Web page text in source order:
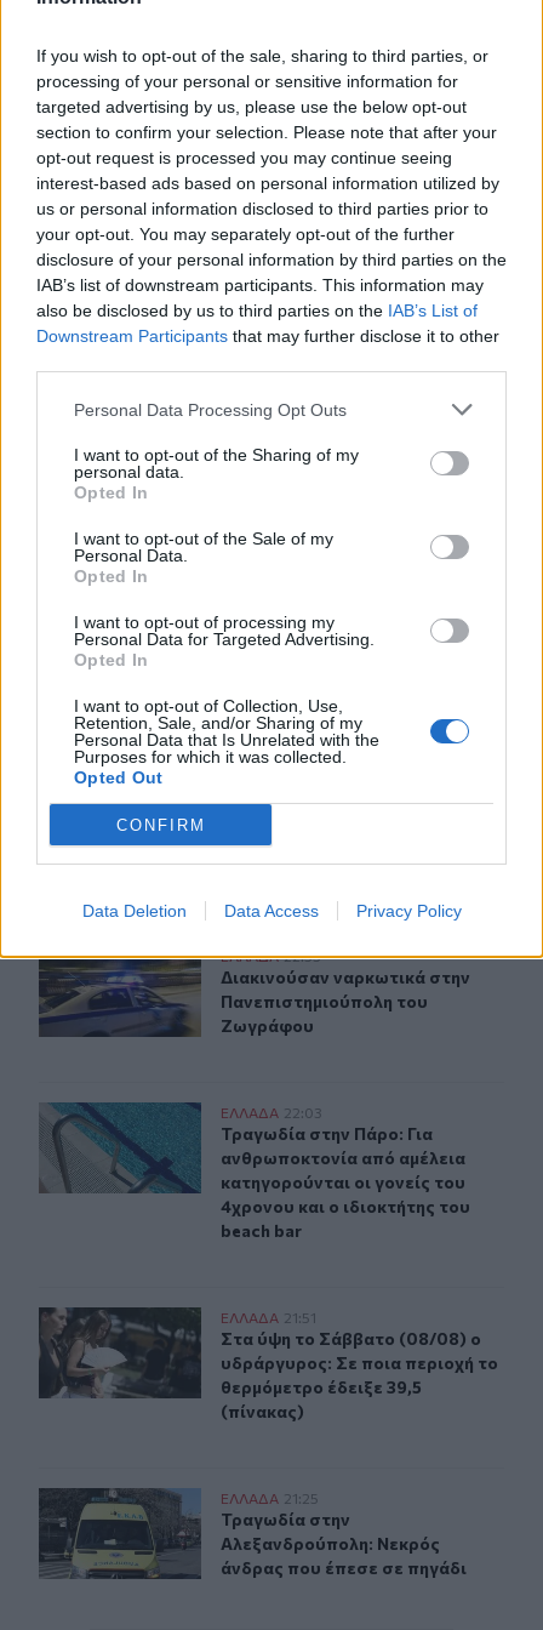
If you wish to opt-out of the sale, sharing to third parties, or
processing of your personal or sensitive information for
targeted advertising by us, please use the below opt-out
section to confirm your selection. Please note that after your
opt-out request is processed you may continue seeing
interest-based ads based on personal information utilized by
us or personal information disclosed to third parties prior to
your opt-out. You may separately opt-out of the further
disclosure of your personal information by third parties on the
IAB’s list of downstream participants. This information may
also be disclosed by us to third parties on the IAB’s List of
Downstream Participants that may further disclose it to other
Personal Data Processing Opt Outs
I want to opt-out of the Sharing of my
personal data.
Opted In
I want to opt-out of the Sale of my
Personal Data.
Opted In
I want to opt-out of processing my
Personal Data for Targeted Advertising.
Opted In
I want to opt-out of Collection, Use,
Retention, Sale, and/or Sharing of my
Personal Data that Is Unrelated with the
Purposes for which it was collected.
Opted Out
CONFIRM
Data Deletion Data Access Privacy Policy
22:03
Τραγωδία στην Πάρο: Για ανθρωποκτονία από αμέλεια
κατηγορούνται οι γονείς του 4χρονου και ο ιδιοκτήτης
του beach bar
21:56
Νέα διοίκηση για το Κέντρο Κρητικής Λογοτεχνίας
21:51
Στα ύψη το Σάββατο (08/08) ο υδράργυρος: Σε ποια
περιοχή το θερμόμετρο έδειξε 39,5 (πίνακας)
ΣΧΕΤΙΚA AΡΘΡΑ
Τουρισμός: Με θετικό πρόσημο έως τώρα, παρά τα
ΕΛΛAΔΑ 23:21
Τουρισμός: Με θετικό πρόσημο
Τουρισμός: Με θετικό πρόσημο
Σοβαρό τροχαίο στο Λαγονήσι: Αυτοκίνητο
Σοβαρό τροχαίο στο Λαγονήσι:
μηχανή αστυνομικών της ΔΙΑΣ -
Δείτε βίντεο
Διακινούσαν ναρκωτικά στην Πανεπιστημιούπολη του
ΕΛΛAΔΑ 22:53
Διακινούσαν ναρκωτικά στην
Διακινούσαν ναρκωτικά στην
Πανεπιστημιούπολη του
Ζωγράφου
Τραγωδία στην Πάρο: Για ανθρωποκτονία από αμέλεια
ΕΛΛAΔΑ 22:03
Τραγωδία στην Πάρο: Για
Τραγωδία στην Πάρο: Για
ανθρωποκτονία από αμέλεια
κατηγορούνται οι γονείς του
4χρονου και ο ιδιοκτήτης του
beach bar
Στα ύψη το Σάββατο (08/08) ο υδράργυρος: Σε ποια
ΕΛΛAΔΑ 21:51
Στα ύψη το Σάββατο (08/08) ο
Στα ύψη το Σάββατο (08/08) ο
υδράργυρος: Σε ποια περιοχή το
θερμόμετρο έδειξε 39,5
(πίνακας)
Τραγωδία στην Αλεξανδρούπολη: Νεκρός άνδρας που
ΕΛΛAΔΑ 21:25
Τραγωδία στην Αλεξανδρούπολη:
Τραγωδία στην
Αλεξανδρούπολη: Νεκρός
άνδρας που έπεσε σε πηγάδι